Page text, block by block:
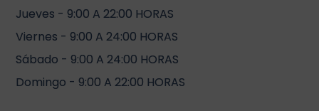
Jueves - 9:00 A 22:00 HORAS
Viernes - 9:00 A 24:00 HORAS
Sábado - 9:00 A 24:00 HORAS
Domingo - 9:00 A 22:00 HORAS